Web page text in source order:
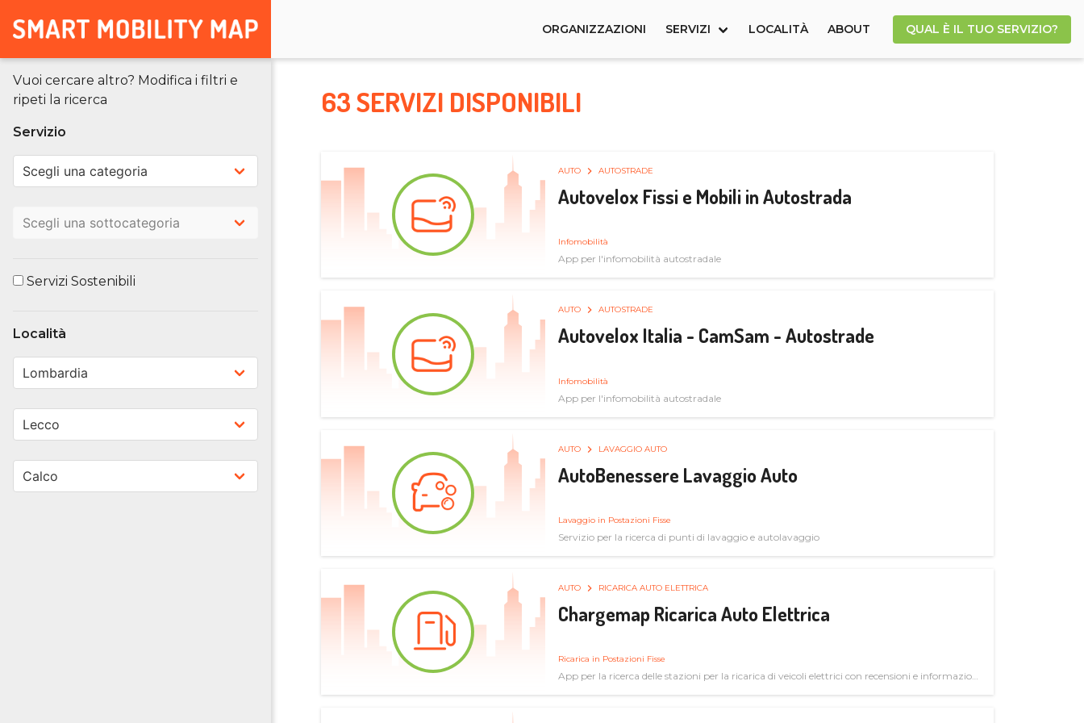
ORGANIZZAZIONI SERVIZI LOCALITÀ ABOUT QUAL È IL TUO SERVIZIO?
Vuoi cercare altro? Modifica i filtri e
ripeti la ricerca
Servizio
Servizi Sostenibili
Località
63 SERVIZI DISPONIBILI
AUTO AUTOSTRADE
Autovelox Fissi e Mobili in Autostrada
Infomobilità
App per l'infomobilità autostradale
AUTO AUTOSTRADE
Autovelox Italia - CamSam - Autostrade
Infomobilità
App per l'infomobilità autostradale
AUTO LAVAGGIO AUTO
AutoBenessere Lavaggio Auto
Lavaggio in Postazioni Fisse
Servizio per la ricerca di punti di lavaggio e autolavaggio
AUTO RICARICA AUTO ELETTRICA
Chargemap Ricarica Auto Elettrica
Ricarica in Postazioni Fisse
App per la ricerca delle stazioni per la ricarica di veicoli elettrici con recensioni e informazioni